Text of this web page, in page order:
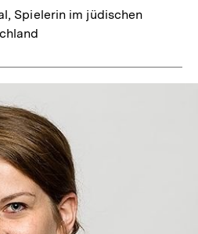
Spielerin im jüdischen